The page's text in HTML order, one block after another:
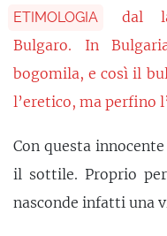
ETIMOLOGIA dal
Bulgaro. In
bogomila, e così il
l’eretico, ma perfino
Con questa
il sottile. Proprio
nasconde infatti una